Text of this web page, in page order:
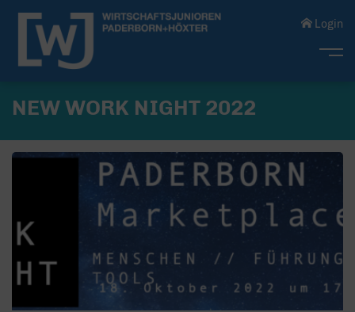
Login
NEW WORK NIGHT 2022